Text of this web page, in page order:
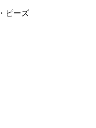
ピーズ